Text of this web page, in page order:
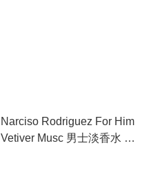
Narciso Rodriguez For Him
Vetiver Musc 男士淡香水 ｜